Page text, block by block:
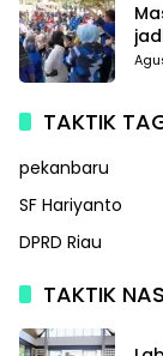
TAKTIK
pekanbaru
SF Hariyanto
DPRD Riau
TAKTIK